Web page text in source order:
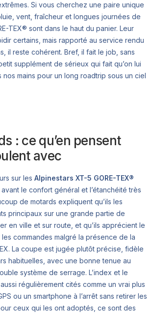
Si vous cherchez une paire unique
vent, fraîcheur et longues journées de
TEX® sont dans le haut du panier. Leur
certains, mais rapporté au service rendu
il reste cohérent. Bref, il fait le job, sans
supplément de sérieux qui fait qu’on lui
mains pour un long roadtrip sous un ciel
: ce qu’en pensent
avec
sur les Alpinestars XT-5 GORE-TEX®
le confort général et l’étanchéité très
de motards expliquent qu’ils les
principaux sur une grande partie de
en ville et sur route, et qu’ils apprécient le
commandes malgré la présence de la
La coupe est jugée plutôt précise, fidèle
habituelles, avec une bonne tenue au
système de serrage. L’index et le
régulièrement cités comme un vrai plus
ou un smartphone à l’arrêt sans retirer les
ceux qui les ont adoptés, ce sont des